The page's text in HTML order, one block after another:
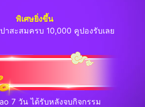
พิเศษยิ่งขึ้น
าสะสมครบ 10,000 คูปองรับเลย
7 วัน ได้รับหลังจบกิจกรรม